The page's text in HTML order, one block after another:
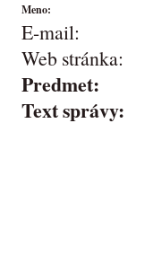
Meno:
E-mail:
Web stránka:
Predmet:
Text správy: